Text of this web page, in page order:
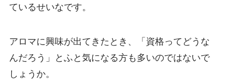
ているせいなです。
アロマに興味が出てきたとき、「資格ってどうな
んだろう」とふと気になる方も多いのではないで
しょうか。